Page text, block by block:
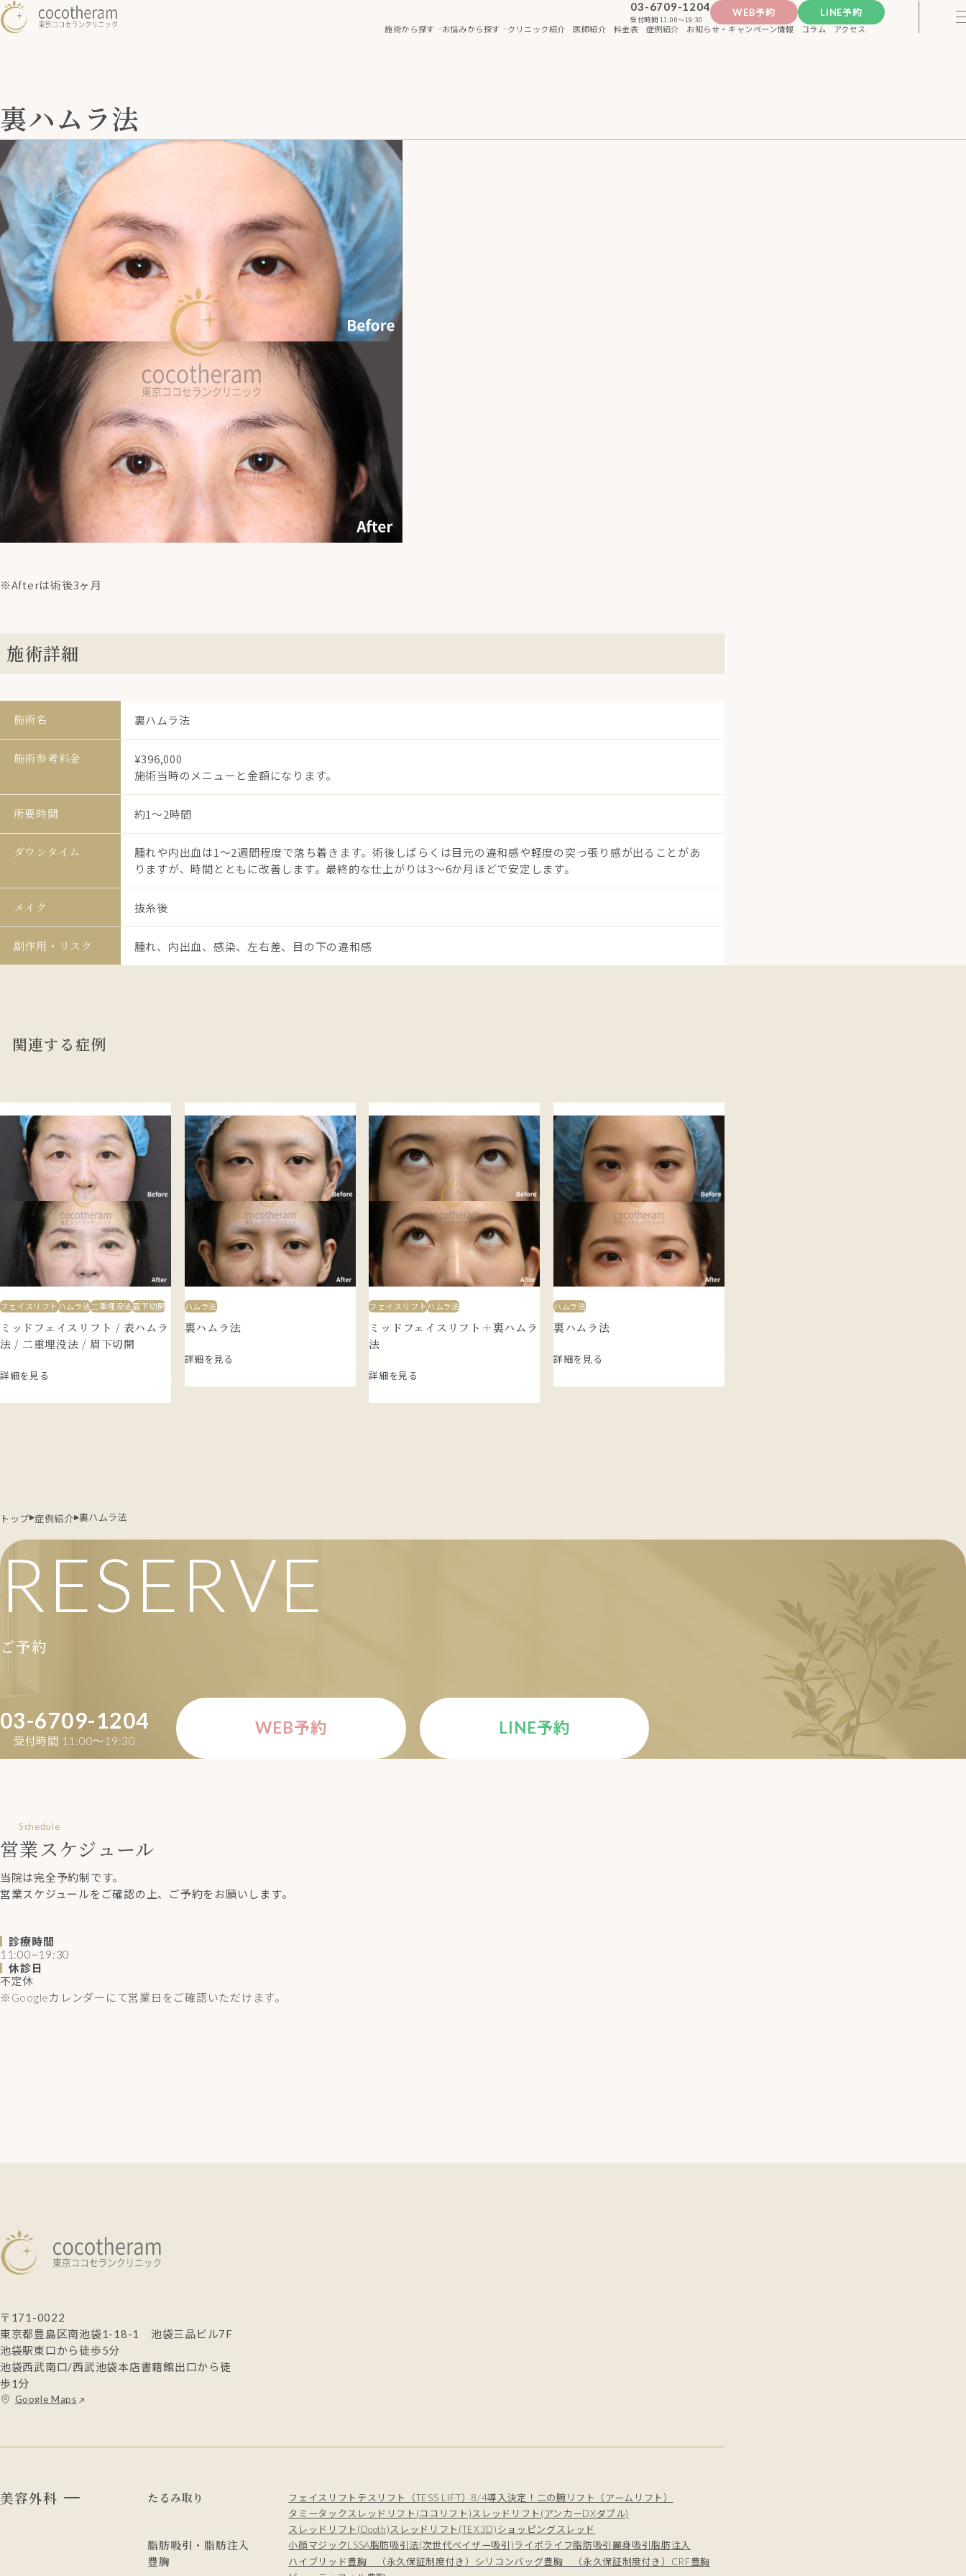
03-6709-1204
受付時間 11:00〜19:30
WEB予約
LINE予約
施術から探す
お悩みから探す クリニック紹介 医師紹介 料金表 症例紹介 お知らせ・キャンペーン情報 コラム アクセス
裏ハムラ法
※Afterは術後3ヶ月
施術詳細
施術名 裏ハムラ法
施術参考料金
¥396,000
施術当時のメニューと金額になります。
所要時間 約1〜2時間
ダウンタイム
腫れや内出血は1〜2週間程度で落ち着きます。術後しばらくは目元の違和感や軽度の突っ張り感が出ることがあ
りますが、時間とともに改善します。最終的な仕上がりは3〜6か月ほどで安定します。
メイク 抜糸後
副作用・リスク 腫れ、内出血、感染、左右差、目の下の違和感
関連する症例
フェイスリフトハムラ法二重埋没法眉下切開
ミッドフェイスリフト / 表ハムラ
法 / 二重埋没法 / 眉下切開
詳細を見る
ハムラ法
裏ハムラ法
詳細を見る
フェイスリフトハムラ法
ミッドフェイスリフト＋裏ハムラ
法
詳細を見る
ハムラ法
裏ハムラ法
詳細を見る
トップ 症例紹介 裏ハムラ法
RESERVE
ご予約
03-6709-1204
受付時間 11:00〜19:30
WEB予約 LINE予約
Schedule
営業スケジュール
当院は完全予約制です。
営業スケジュールをご確認の上、ご予約をお願いします。
診療時間
11:00~19:30
休診日
不定休
※Googleカレンダーにて営業日をご確認いただけます。
〒171-0022
東京都豊島区南池袋1-18-1 池袋三品ビル7F
池袋駅東口から徒歩5分
池袋西武南口/西武池袋本店書籍館出口から徒
歩1分
Google Maps
美容外科 たるみ取り フェイスリフト テスリフト（TESS LIFT）8/4導入決定！ 二の腕リフト（アームリフト）
タミータック スレッドリフト(ココリフト)スレッドリフト(アンカーDXダブル)
スレッドリフト(Dooth)スレッドリフト(TEX3D)ショッピングスレッド
脂肪吸引・脂肪注入 小顔マジックLSSA脂肪吸引法(次世代ベイザー吸引)ライポライフ脂肪吸引 麗身吸引脂肪注入
豊胸 ハイブリッド豊胸 （永久保証制度付き） シリコンバッグ豊胸 （永久保証制度付き） CRF豊胸